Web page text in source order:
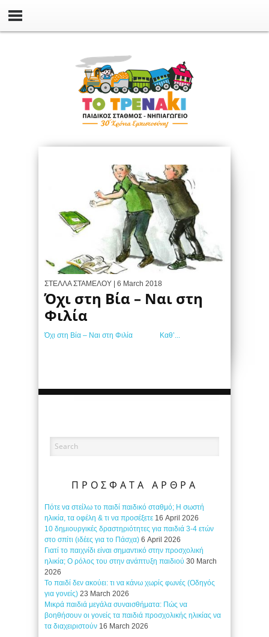
ΣΤΕΛΛΑ ΣΤΑΜΕΛΟΥ | 6 March 2018
Όχι στη Βία – Ναι στη
Φιλία
Όχι στη Βία – Ναι στη Φιλία Καθ’...
ΠΡΟΣΦΑΤΑ ΑΡΘΡΑ
Πότε να στείλω το παιδί παιδικό σταθμό; Η σωστή
ηλικία, τα οφέλη & τι να προσέξετε 16 April 2026
10 δημιουργικές δραστηριότητες για παιδιά 3-4 ετών
στο σπίτι (ιδέες για το Πάσχα) 6 April 2026
Γιατί το παιχνίδι είναι σημαντικό στην προσχολική
ηλικία; Ο ρόλος του στην ανάπτυξη παιδιού 30 March
2026
Το παιδί δεν ακούει: τι να κάνω χωρίς φωνές (Οδηγός
για γονείς) 23 March 2026
Μικρά παιδιά μεγάλα συναισθήματα: Πώς να
βοηθήσουν οι γονείς τα παιδιά προσχολικής ηλικίας να
τα διαχειριστούν 16 March 2026